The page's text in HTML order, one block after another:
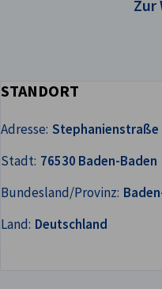
Zur
STANDORT
Adresse: Stephanienstraße
Stadt: 76530 Baden-Baden
Bundesland/Provinz:
Land: Deutschland